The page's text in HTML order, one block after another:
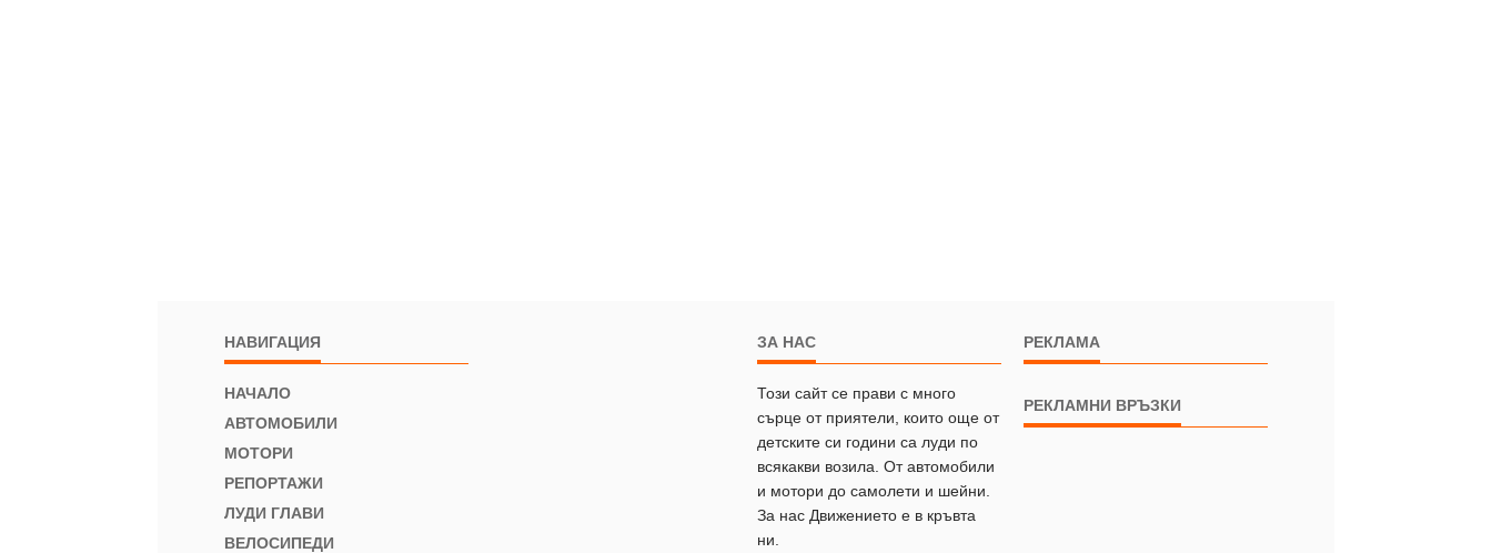
НАВИГАЦИЯ
НАЧАЛО
АВТОМОБИЛИ
МОТОРИ
РЕПОРТАЖИ
ЛУДИ ГЛАВИ
ВЕЛОСИПЕДИ
ЗА НАС
Този сайт се прави с много
сърце от приятели, които още от
детските си години са луди по
всякакви возила. От автомобили
и мотори до самолети и шейни.
За нас Движението е в кръвта
ни.
РЕКЛАМА
РЕКЛАМНИ ВРЪЗКИ